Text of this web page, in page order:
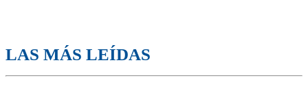
LAS MÁS LEÍDAS